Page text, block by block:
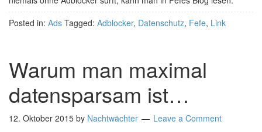
Posted in: Ads Tagged: Adblocker, Datenschutz, Fefe, Link
Warum man maximal
datensparsam ist…
12. Oktober 2015 by Nachtwächter Leave a Comment